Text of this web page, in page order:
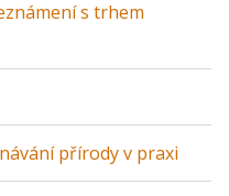
s trhem
přírody v praxi